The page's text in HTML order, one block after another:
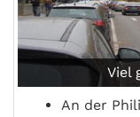
Viel
An der